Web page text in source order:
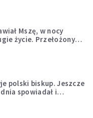
Mszę, w nocy
życie. Przełożony
zakon
polski biskup. Jeszcze
spowiadał i
świętą